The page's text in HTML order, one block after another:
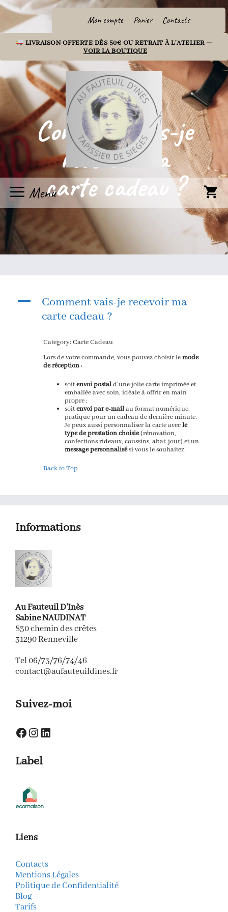
Aller
au
Mon compte Panier Contacts
LIVRAISON OFFERTE DÈS 50€ OU RETRAIT À L'ATELIER —
VOIR LA BOUTIQUE
Menu
Comment vais-je
recevoir ma
carte cadeau ?
A
Comment vais-je recevoir ma
carte cadeau ?
Category: Carte Cadeau
Lors de votre commande, vous pouvez choisir lemode
de réception:
soitenvoi postald’une jolie carte imprimée et
emballée avec soin, idéale à offrir en main
propre ;
soitenvoi par e-mailau format numérique,
pratique pour un cadeau de dernière minute.
Je peux aussi personnaliser la carte avecle
type de prestation choisie(rénovation,
confections rideaux, coussins, abat-jour) et un
message personnalisési vous le souhaitez.
Back to Top
Informations
Au Fauteuil D'Inès
Sabine NAUDINAT
830 chemin des crêtes
31290 Renneville
Tel 06/73/76/74/46
contact@aufauteuildines.fr
Suivez-moi
Facebook
Instagram
LinkedIn
Label
Liens
Contacts
Mentions Légales
Politique de Confidentialité
Blog
Tarifs